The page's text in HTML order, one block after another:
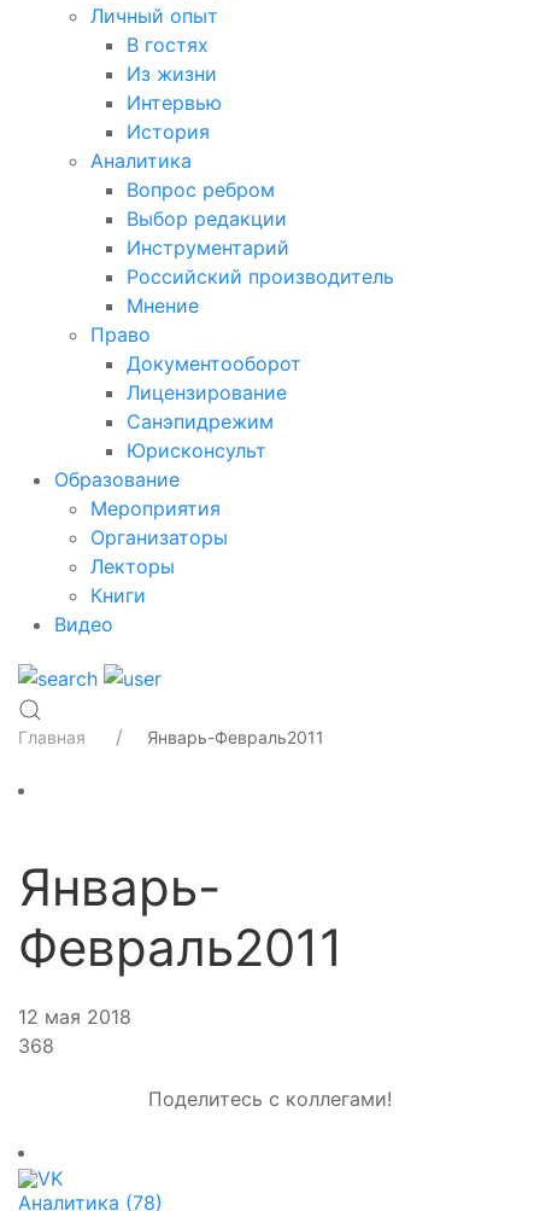
Личный опыт
В гостях
Из жизни
Интервью
История
Аналитика
Вопрос ребром
Выбор редакции
Инструментарий
Российский производитель
Мнение
Право
Документооборот
Лицензирование
Санэпидрежим
Юрисконсульт
Образование
Мероприятия
Организаторы
Лекторы
Книги
Видео
Главная Январь-Февраль2011
Январь-
Февраль2011
12 мая 2018
368
Поделитесь с коллегами!
Аналитика (78)